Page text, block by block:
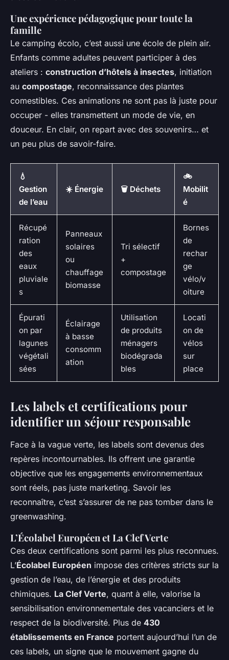
Une expérience pédagogique pour toute la
famille
Le camping écolo, c’est aussi une école de plein air.
Enfants comme adultes peuvent participer à des
ateliers : construction d’hôtels à insectes, initiation
au compostage, reconnaissance des plantes
comestibles. Ces animations ne sont pas là juste pour
occuper - elles transmettent un mode de vie, en
douceur. En clair, on repart avec des souvenirs… et
un peu plus de savoir-faire.
💧
Gestion
de l’eau
☀️ Énergie 🗑️ Déchets
🚲
Mobilit
é
Récupé
ration
des
eaux
pluviale
s
Panneaux
solaires
ou
chauffage
biomasse
Tri sélectif
+
compostage
Bornes
de
rechar
ge
vélo/v
oiture
Épurati
on par
lagunes
végétali
sées
Éclairage
à basse
consomm
ation
Utilisation
de produits
ménagers
biodégrada
bles
Locati
on de
vélos
sur
place
Les labels et certifications pour
identifier un séjour responsable
Face à la vague verte, les labels sont devenus des
repères incontournables. Ils offrent une garantie
objective que les engagements environnementaux
sont réels, pas juste marketing. Savoir les
reconnaître, c’est s’assurer de ne pas tomber dans le
greenwashing.
L’Écolabel Européen et La Clef Verte
Ces deux certifications sont parmi les plus reconnues.
L’Écolabel Européen impose des critères stricts sur la
gestion de l’eau, de l’énergie et des produits
chimiques. La Clef Verte, quant à elle, valorise la
sensibilisation environnementale des vacanciers et le
respect de la biodiversité. Plus de 430
établissements en France portent aujourd’hui l’un de
ces labels, un signe que le mouvement gagne du